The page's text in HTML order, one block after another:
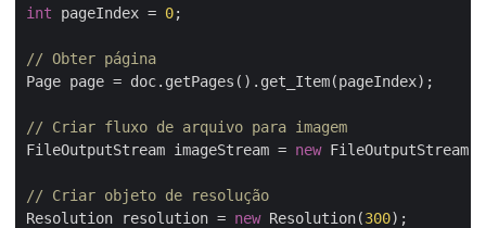
int pageIndex = 0;
// Obter página
Page page = doc.getPages().get_Item(pageIndex);
// Criar fluxo de arquivo para imagem
FileOutputStream imageStream = new FileOutputStream(
// Criar objeto de resolução
Resolution resolution = new Resolution(300);